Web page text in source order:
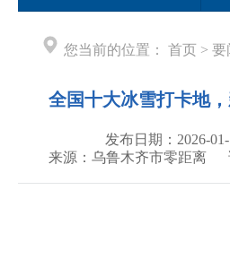
您当前的位置： 首页 > 要
全国十大冰雪打卡地
发布日期：2026-
来源：乌鲁木齐市零距离